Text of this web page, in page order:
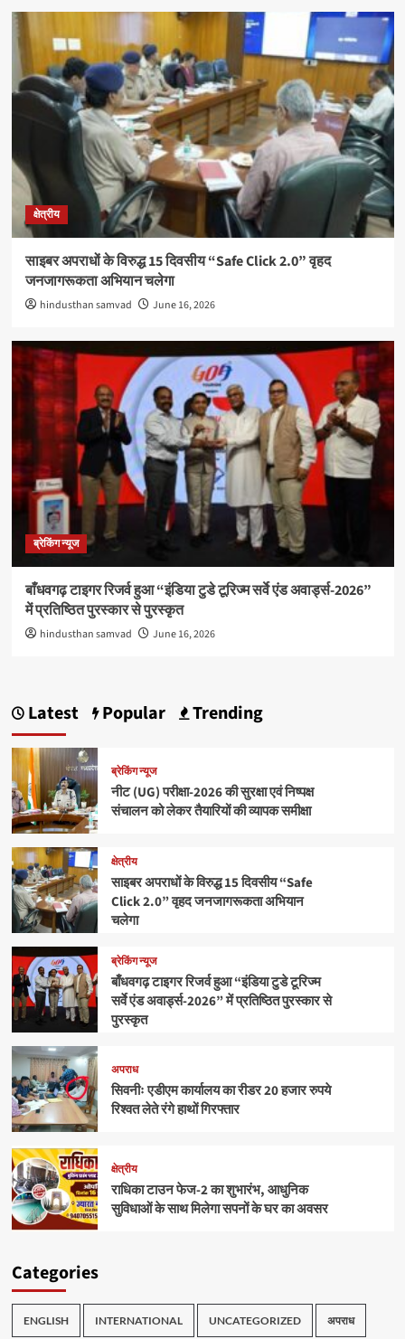
क्षेत्रीय
साइबर अपराधों के विरुद्ध 15 दिवसीय “Safe Click 2.0” वृहद
जनजागरूकता अभियान चलेगा
hindusthan samvad June 16, 2026
ब्रेकिंग न्यूज
बाँधवगढ़ टाइगर रिजर्व हुआ “इंडिया टुडे टूरिज्म सर्वे एंड अवार्ड्स-2026”
में प्रतिष्ठित पुरस्कार से पुरस्कृत
hindusthan samvad June 16, 2026
Latest Popular Trending
ब्रेकिंग न्यूज
नीट (UG) परीक्षा-2026 की सुरक्षा एवं निष्पक्ष
संचालन को लेकर तैयारियों की व्यापक समीक्षा
क्षेत्रीय
साइबर अपराधों के विरुद्ध 15 दिवसीय “Safe
Click 2.0” वृहद जनजागरूकता अभियान
चलेगा
ब्रेकिंग न्यूज
बाँधवगढ़ टाइगर रिजर्व हुआ “इंडिया टुडे टूरिज्म
सर्वे एंड अवार्ड्स-2026” में प्रतिष्ठित पुरस्कार से
पुरस्कृत
अपराध
सिवनीः एडीएम कार्यालय का रीडर 20 हजार रुपये
रिश्वत लेते रंगे हाथों गिरफ्तार
क्षेत्रीय
राधिका टाउन फेज-2 का शुभारंभ, आधुनिक
सुविधाओं के साथ मिलेगा सपनों के घर का अवसर
Categories
ENGLISH INTERNATIONAL UNCATEGORIZED अपराध